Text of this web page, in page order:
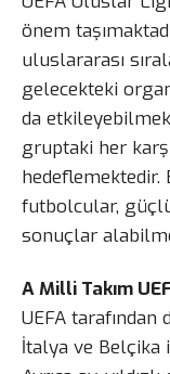
önem
uluslararası
gelecekteki
da
gruptaki her
hedeflemektedir.
futbolcular, güçlü
sonuçlar
A Milli Takım
UEFA
İtalya ve Belçika